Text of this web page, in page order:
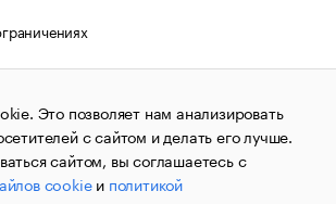
О соблюдении авторских прав
1995–2026.Сообщения
агентства «РБК»
Федеральной службой по надзору в сфере
технологий и массовых
09.12.2015 за номером ИА
Это позволяет нам анализировать
с сайтом и делать его лучше.
сайтом, вы соглашаетесь с
cookieи политикой